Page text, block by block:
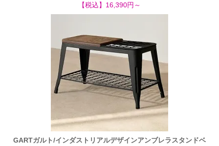
【税込】16,390円～
GARTガルト/インダストリアルデザインアンブレラスタンドベ